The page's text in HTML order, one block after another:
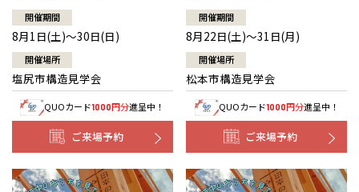
開催期間
8月1日(土)～30日(日)
開催場所
塩尻市構造見学会
QUOカード1000円分進呈中！
ご来場予約
開催期間
8月22日(土)～31日(月)
開催場所
松本市構造見学会
QUOカード1000円分進呈中！
ご来場予約